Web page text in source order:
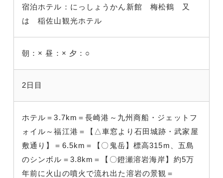
宿泊ホテル：にっしょうかん新館 梅松鶴 又
は 稲佐山観光ホテル
朝：× 昼：× 夕：○
2日目
ホテル＝3.7km＝長崎港～九州商船・ジェットフ
ォイル～福江港＝【△車窓より石田城跡・武家屋
敷通り】＝6.5km＝【〇鬼岳】標高315m、五島
のシンボル＝3.8km＝【〇鐙瀬溶岩海岸】約5万
年前に火山の噴火で流れ出た溶岩の景観＝